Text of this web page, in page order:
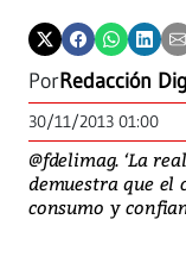
PorRedacción
30/11/2013 01:00
@fdelimag. ‘La
demuestra que el
consumo y